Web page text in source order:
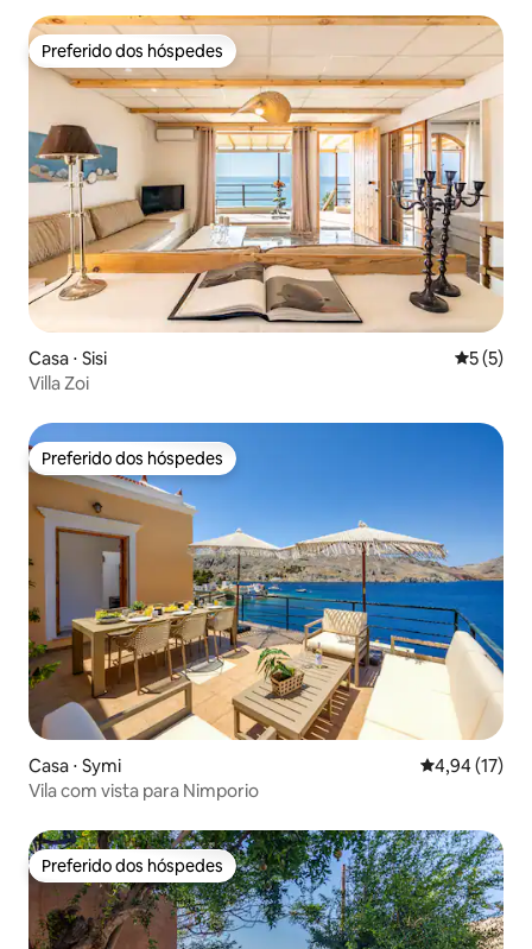
Preferido dos hóspedes
Preferido dos hóspedes
Casa ⋅ Sisi 5 de
5 (5)
Villa Zoi
Preferido dos hóspedes
Preferido dos hóspedes
Casa ⋅ Symi 4,94 de uma
4,94 (17)
Vila com vista para Nimporio
Preferido dos hóspedes
Preferido dos hóspedes